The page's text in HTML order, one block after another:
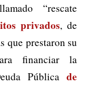
“rescate
privados, de
que prestaron su
financiar la
Públicade